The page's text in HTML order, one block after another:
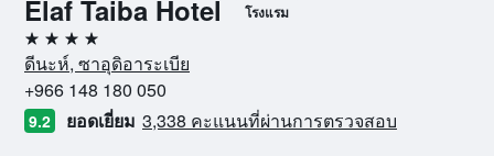
Elaf Taiba Hotel โรงแรม
4 ดาว
ดีนะห์, ซาอุดิอาระเบีย
+966 148 180 050
9.2 ยอดเยี่ยม 3,338 คะแนนที่ผ่านการตรวจสอบ